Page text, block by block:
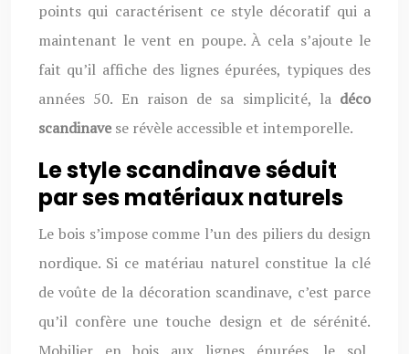
points qui caractérisent ce style décoratif qui a
maintenant le vent en poupe. À cela s’ajoute le
fait qu’il affiche des lignes épurées, typiques des
années 50. En raison de sa simplicité, la déco
scandinave se révèle accessible et intemporelle.
Le style scandinave séduit
par ses matériaux naturels
Le bois s’impose comme l’un des piliers du design
nordique. Si ce matériau naturel constitue la clé
de voûte de la décoration scandinave, c’est parce
qu’il confère une touche design et de sérénité.